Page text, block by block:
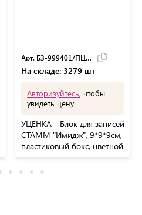
Арт. БЗ-999401/ПЦ41
На складе: 3279 шт
Авторизуйтесь , чтобы
увидеть цену
УЦЕНКА - Блок для записей
СТАММ "Имидж", 9*9*9см,
пластиковый бокс, цветной